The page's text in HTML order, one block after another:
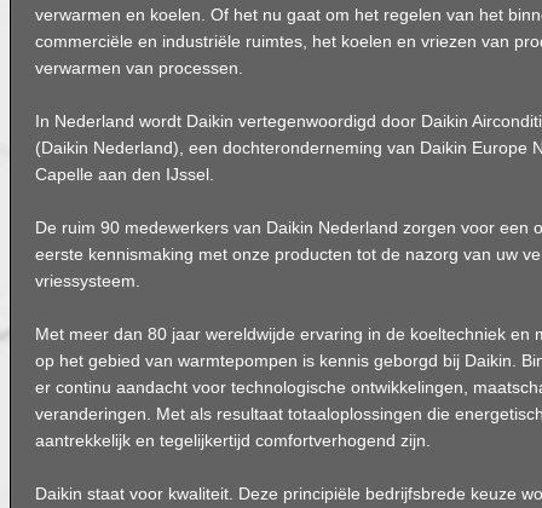
verwarmen en koelen. Of het nu gaat om het regelen van het
commerciële en industriële ruimtes, het koelen en vriezen van
verwarmen van processen.
In Nederland wordt Daikin vertegenwoordigd door Daikin
(Daikin Nederland), een dochteronderneming van Daikin Europe
Capelle aan den IJssel.
De ruim 90 medewerkers van Daikin Nederland zorgen voor een
eerste kennismaking met onze producten tot de nazorg van uw
vriessysteem.
Met meer dan 80 jaar wereldwijde ervaring in de koeltechniek en
op het gebied van warmtepompen is kennis geborgd bij Daikin.
er continu aandacht voor technologische ontwikkelingen,
veranderingen. Met als resultaat totaaloplossingen die
aantrekkelijk en tegelijkertijd comfortverhogend zijn.
Daikin staat voor kwaliteit. Deze principiële bedrijfsbrede keuze